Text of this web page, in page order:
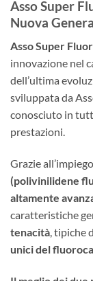
Asso Super
Nuova
Asso Super
innovazione nel
dell’ultima
sviluppata da
conosciuto in
prestazioni.
Grazie
(polivinilidene
altamente
caratteristiche
tenacità, tipiche
unici del